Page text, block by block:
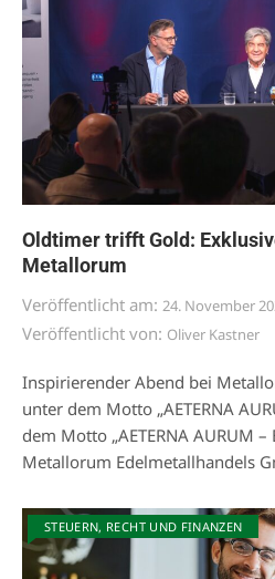
Oldtimer trifft Gold:
Metallorum
Veröffentlicht am: 24. November
Veröffentlicht von: Oliver Kastner
Inspirierender Abend bei
unter dem Motto „AETERNA
dem Motto „AETERNA AURUM
Metallorum Edelmetallhandels
STEUERN, RECHT UND FINANZEN